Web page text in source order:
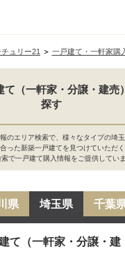
ュリー21 一戸建て・一軒家購
て（一軒家・分譲・建売
探す
のエリア検索で、様々なタイプの埼
った新築一戸建てを見つけていただ
で一戸建て購入情報をご提供していま
県 埼玉県 千葉
て（一軒家・分譲・建